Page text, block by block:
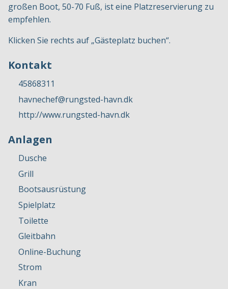
großen Boot, 50-70 Fuß, ist eine Platzreservierung zu
empfehlen.
Klicken Sie rechts auf „Gästeplatz buchen“.
Kontakt
45868311
havnechef@rungsted-havn.dk
http://www.rungsted-havn.dk
Anlagen
Dusche
Grill
Bootsausrüstung
Spielplatz
Toilette
Gleitbahn
Online-Buchung
Strom
Kran